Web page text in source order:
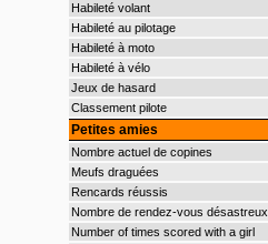
Habileté volant
Habileté au pilotage
Habileté à moto
Habileté à vélo
Jeux de hasard
Classement pilote
Petites amies
Nombre actuel de copines
Meufs draguées
Rencards réussis
Nombre de rendez-vous désastreux
Number of times scored with a girl